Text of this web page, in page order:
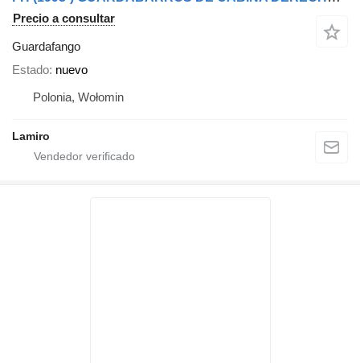
Precio a consultar
Guardafango
Estado nuevo
Polonia, Wołomin
Lamiro